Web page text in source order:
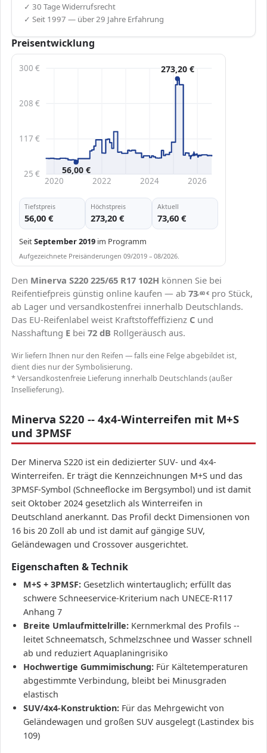
✓ 30 Tage Widerrufsrecht
✓ Seit 1997 — über 29 Jahre Erfahrung
Preisentwicklung
25 €
117 €
208 €
300 €
2020 2022 2024 2026
273,20 €
56,00 €
Tiefstpreis
56,00 €
Höchstpreis
273,20 €
Aktuell
73,60 €
SeitSeptember 2019 im Programm
Aufgezeichnete Preisänderungen 09/2019 – 08/2026.
Den Minerva S220 225/65 R17 102H können Sie bei
Reifentiefpreis günstig online kaufen — ab 73,60€ pro Stück,
ab Lager und versandkostenfrei innerhalb Deutschlands.
Das EU-Reifenlabel weist Kraftstoffeffizienz C und
Nasshaftung E bei 72 dB Rollgeräusch aus.
Wir liefern Ihnen nur den Reifen — falls eine Felge abgebildet ist,
dient dies nur der Symbolisierung.
* Versandkostenfreie Lieferung innerhalb Deutschlands (außer
Insellieferung).
Minerva S220 -- 4x4-Winterreifen mit M+S
und 3PMSF
Der Minerva S220 ist ein dedizierter SUV- und 4x4-
Winterreifen. Er trägt die Kennzeichnungen M+S und das
3PMSF-Symbol (Schneeflocke im Bergsymbol) und ist damit
seit Oktober 2024 gesetzlich als Winterreifen in
Deutschland anerkannt. Das Profil deckt Dimensionen von
16 bis 20 Zoll ab und ist damit auf gängige SUV,
Geländewagen und Crossover ausgerichtet.
Eigenschaften & Technik
M+S + 3PMSF: Gesetzlich wintertauglich; erfüllt das
schwere Schneeservice-Kriterium nach UNECE-R117
Anhang 7
Breite Umlaufmittelrille: Kernmerkmal des Profils --
leitet Schneematsch, Schmelzschnee und Wasser schnell
ab und reduziert Aquaplaningrisiko
Hochwertige Gummimischung: Für Kältetemperaturen
abgestimmte Verbindung, bleibt bei Minusgraden
elastisch
SUV/4x4-Konstruktion: Für das Mehrgewicht von
Geländewagen und großen SUV ausgelegt (Lastindex bis
109)